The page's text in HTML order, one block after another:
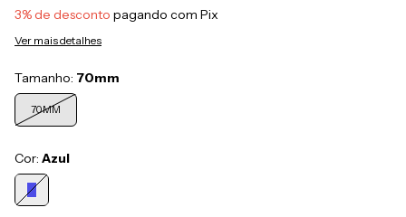
3% de desconto pagando com Pix
Ver mais detalhes
Tamanho: 70mm
70MM
Cor: Azul